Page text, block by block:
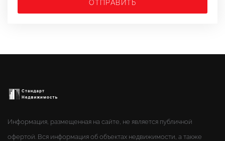
ОТПРАВИТЬ
Информация, размещенная на сайте, не является публичной
офертой. Вся информация об объектах недвижимости, а также